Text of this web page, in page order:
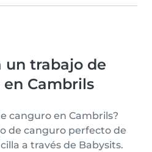
un trabajo de
Cambrils
canguro en Cambrils?
de canguro perfecto de
a través de Babysits.